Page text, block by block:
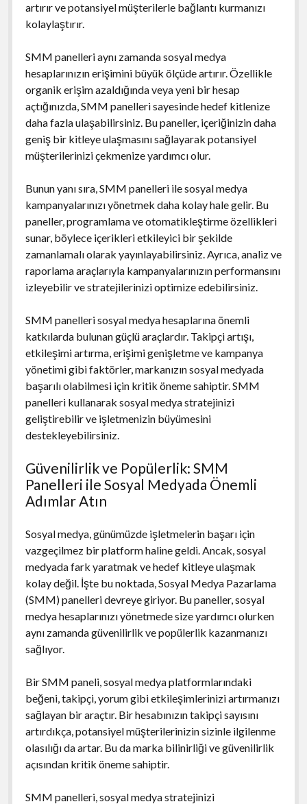
artırır ve potansiyel müşterilerle bağlantı kurmanızı
kolaylaştırır.
SMM panelleri aynı zamanda sosyal medya
hesaplarınızın erişimini büyük ölçüde artırır. Özellikle
organik erişim azaldığında veya yeni bir hesap
açtığınızda, SMM panelleri sayesinde hedef kitlenize
daha fazla ulaşabilirsiniz. Bu paneller, içeriğinizin daha
geniş bir kitleye ulaşmasını sağlayarak potansiyel
müşterilerinizi çekmenize yardımcı olur.
Bunun yanı sıra, SMM panelleri ile sosyal medya
kampanyalarınızı yönetmek daha kolay hale gelir. Bu
paneller, programlama ve otomatikleştirme özellikleri
sunar, böylece içerikleri etkileyici bir şekilde
zamanlamalı olarak yayınlayabilirsiniz. Ayrıca, analiz ve
raporlama araçlarıyla kampanyalarınızın performansını
izleyebilir ve stratejilerinizi optimize edebilirsiniz.
SMM panelleri sosyal medya hesaplarına önemli
katkılarda bulunan güçlü araçlardır. Takipçi artışı,
etkileşimi artırma, erişimi genişletme ve kampanya
yönetimi gibi faktörler, markanızın sosyal medyada
başarılı olabilmesi için kritik öneme sahiptir. SMM
panelleri kullanarak sosyal medya stratejinizi
geliştirebilir ve işletmenizin büyümesini
destekleyebilirsiniz.
Güvenilirlik ve Popülerlik: SMM
Panelleri ile Sosyal Medyada Önemli
Adımlar Atın
Sosyal medya, günümüzde işletmelerin başarı için
vazgeçilmez bir platform haline geldi. Ancak, sosyal
medyada fark yaratmak ve hedef kitleye ulaşmak
kolay değil. İşte bu noktada, Sosyal Medya Pazarlama
(SMM) panelleri devreye giriyor. Bu paneller, sosyal
medya hesaplarınızı yönetmede size yardımcı olurken
aynı zamanda güvenilirlik ve popülerlik kazanmanızı
sağlıyor.
Bir SMM paneli, sosyal medya platformlarındaki
beğeni, takipçi, yorum gibi etkileşimlerinizi artırmanızı
sağlayan bir araçtır. Bir hesabınızın takipçi sayısını
artırdıkça, potansiyel müşterilerinizin sizinle ilgilenme
olasılığı da artar. Bu da marka bilinirliği ve güvenilirlik
açısından kritik öneme sahiptir.
SMM panelleri, sosyal medya stratejinizi